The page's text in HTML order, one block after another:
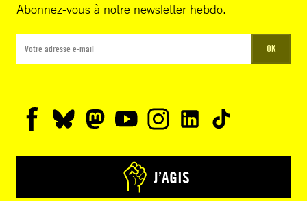
Abonnez-vous à notre newsletter hebdo.
OK
J’AGIS